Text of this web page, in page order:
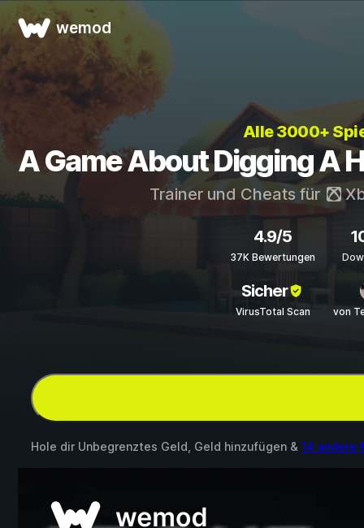
wemod
Alle 3000+
A Game About Digging A
Trainer und Cheats für
4.9/5
37K Bewertungen
Sicher
VirusTotal Scan von
Hole dir Unbegrenztes Geld, Geld hinzufügen & 14 andere